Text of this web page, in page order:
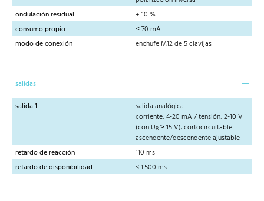
ondulación residual
± 10 %
consumo propio
≤ 70 mA
modo de conexión
enchufe M12 de 5 clavijas
salidas
salida 1
salida analógica
corriente: 4-20 mA / tensión: 2-10 V
(con UB ≥ 15 V), cortocircuitable
ascendente/descendente ajustable
retardo de reacción
110 ms
retardo de disponibilidad
< 1.500 ms